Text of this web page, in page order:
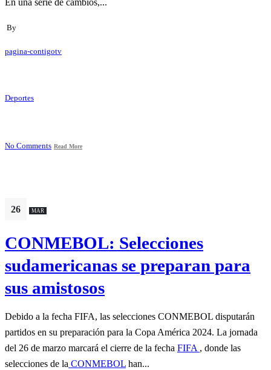
En una serie de cambios,...
By
pagina-contigotv
Deportes
No Comments Read More
26 MAR
CONMEBOL: Selecciones
sudamericanas se preparan para
sus amistosos
Debido a la fecha FIFA, las selecciones CONMEBOL disputarán
partidos en su preparación para la Copa América 2024. La jornada
del 26 de marzo marcará el cierre de la fecha FIFA , donde las
selecciones de la CONMEBOL han...